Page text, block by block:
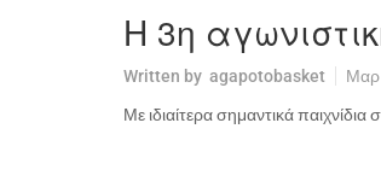
Η 3η
Written by agapotobasket Μαρ
Με ιδιαίτερα σημαντικά